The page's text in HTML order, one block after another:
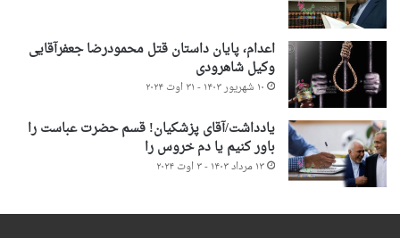
اعدام، پایان داستان قتل محمودرضا جعفرآقایی
وکیل شاهرودی
۱۰ شهریور ۱۴۰۳ - ۳۱ اوت ۲۰۲۴
یادداشت/آقای پزشکیان! قسم حضرت عباست را
باور کنیم یا دم خروس را
۱۳ مرداد ۱۴۰۳ - ۳ اوت ۲۰۲۴